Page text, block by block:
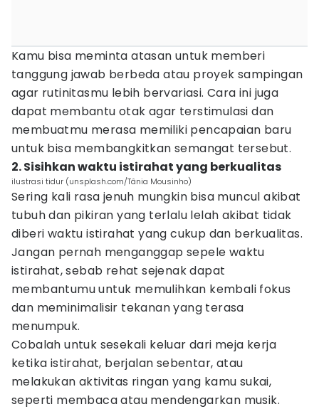
Kamu bisa meminta atasan untuk memberi
tanggung jawab berbeda atau proyek sampingan
agar rutinitasmu lebih bervariasi. Cara ini juga
dapat membantu otak agar terstimulasi dan
membuatmu merasa memiliki pencapaian baru
untuk bisa membangkitkan semangat tersebut.
2. Sisihkan waktu istirahat yang berkualitas
ilustrasi tidur (unsplash.com/Tânia Mousinho)
Sering kali rasa jenuh mungkin bisa muncul akibat
tubuh dan pikiran yang terlalu lelah akibat tidak
diberi waktu istirahat yang cukup dan berkualitas.
Jangan pernah menganggap sepele waktu
istirahat, sebab rehat sejenak dapat
membantumu untuk memulihkan kembali fokus
dan meminimalisir tekanan yang terasa
menumpuk.
Cobalah untuk sesekali keluar dari meja kerja
ketika istirahat, berjalan sebentar, atau
melakukan aktivitas ringan yang kamu sukai,
seperti membaca atau mendengarkan musik.